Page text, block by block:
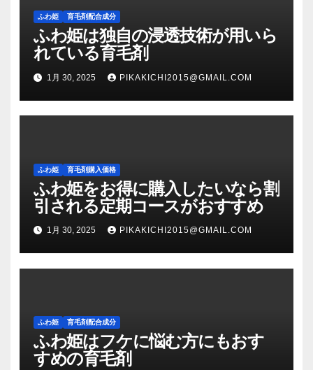
ふわ姫 育毛剤配合成分
ふわ姫は独自の浸透技術が用いら
れている育毛剤
1月 30, 2025 PIKAKICHI2015@GMAIL.COM
ふわ姫 育毛剤購入価格
ふわ姫をお得に購入したいなら割
引される定期コースがおすすめ
1月 30, 2025 PIKAKICHI2015@GMAIL.COM
ふわ姫 育毛剤配合成分
ふわ姫はフケに悩む方にもおす
すめの育毛剤